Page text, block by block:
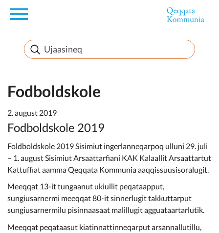
en
Innuttaasunut
Inuussutissarsiorneq
Politikki
Takornariat
Imminut sullinneq
Kommunimi pilersaarut
Fodboldskole
2. august 2019
Fodboldskole 2019
Foldboldskole 2019 Sisimiut ingerlanneqarpoq ulluni 29. juli
– 1. august Sisimiut Arsaattarfiani KAK Kalaallit Arsaattartut
Kattuffiat aamma Qeqqata Kommunia aaqqissuusisoralugit.
Meeqqat 13-it tungaanut ukiullit peqataapput,
sungiusarnermi meeqqat 80-it sinnerlugit takkuttarput
sungiusarnermilu pisinnaasaat malillugit agguataartarlutik.
Meeqqat peqataasut kiatinnattinneqarput arsannallutillu,